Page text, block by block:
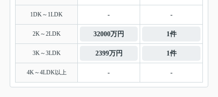
1DK～1LDK - -
2K～2LDK 32000万円 1件
3K～3LDK 2399万円 1件
4K～4LDK以上 - -